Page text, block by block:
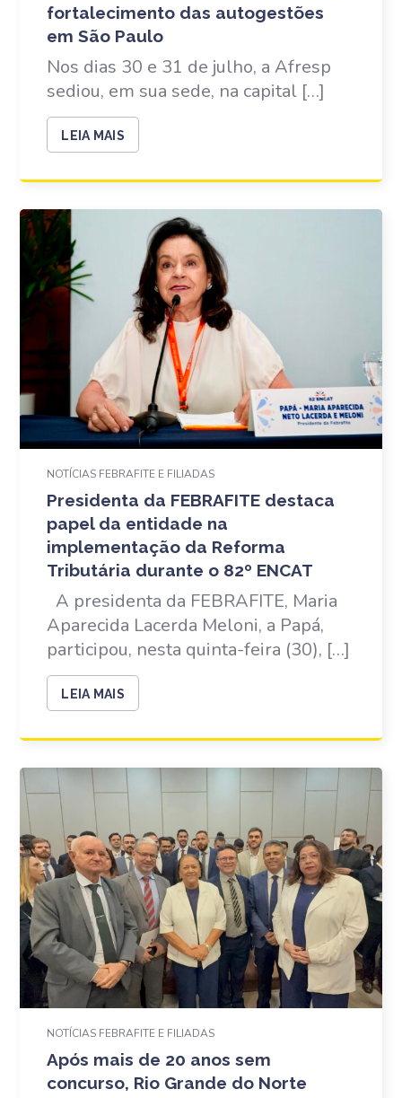
fortalecimento das autogestões
em São Paulo
Nos dias 30 e 31 de julho, a Afresp
sediou, em sua sede, na capital […]
LEIA MAIS
NOTÍCIAS FEBRAFITE E FILIADAS
Presidenta da FEBRAFITE destaca
papel da entidade na
implementação da Reforma
Tributária durante o 82º ENCAT
A presidenta da FEBRAFITE, Maria
Aparecida Lacerda Meloni, a Papá,
participou, nesta quinta-feira (30), […]
LEIA MAIS
NOTÍCIAS FEBRAFITE E FILIADAS
Após mais de 20 anos sem
concurso, Rio Grande do Norte